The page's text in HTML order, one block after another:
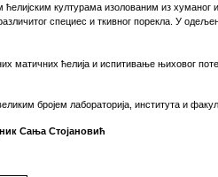
културама изолованим из хуманог
специес и ткивног порекла. У
матичних ћелија и испитивање њиховог
бројем лабораторија, института и
Сања Стојановић